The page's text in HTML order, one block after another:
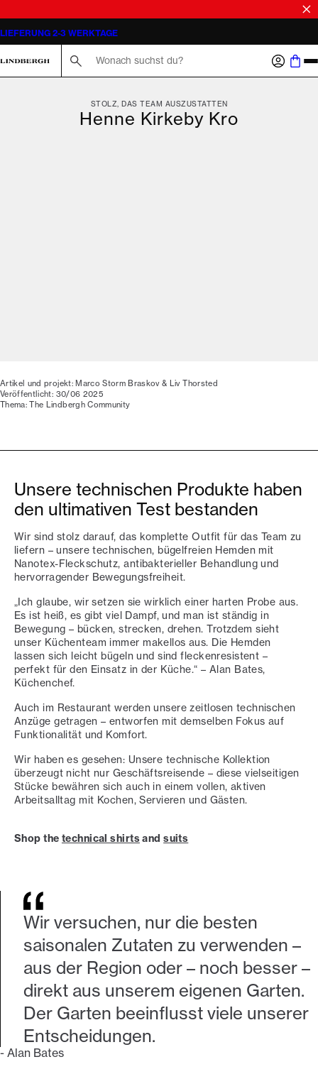
LIEFERUNG 2-3 WERKTAGE
STOLZ, DAS TEAM AUSZUSTATTEN
Henne Kirkeby Kro
Artikel und projekt: Marco Storm Braskov & Liv Thorsted
Veröffentlicht: 30/06 2025
Thema: The Lindbergh Community
Unsere technischen Produkte haben
den ultimativen Test bestanden
Wir sind stolz darauf, das komplette Outfit für das Team zu
liefern – unsere technischen, bügelfreien Hemden mit
Nanotex-Fleckschutz, antibakterieller Behandlung und
hervorragender Bewegungsfreiheit.
„Ich glaube, wir setzen sie wirklich einer harten Probe aus.
Es ist heiß, es gibt viel Dampf, und man ist ständig in
Bewegung – bücken, strecken, drehen. Trotzdem sieht
unser Küchenteam immer makellos aus. Die Hemden
lassen sich leicht bügeln und sind fleckenresistent –
perfekt für den Einsatz in der Küche.“ – Alan Bates,
Küchenchef.
Auch im Restaurant werden unsere zeitlosen technischen
Anzüge getragen – entworfen mit demselben Fokus auf
Funktionalität und Komfort.
Wir haben es gesehen: Unsere technische Kollektion
überzeugt nicht nur Geschäftsreisende – diese vielseitigen
Stücke bewähren sich auch in einem vollen, aktiven
Arbeitsalltag mit Kochen, Servieren und Gästen.
Shop the technical shirts andsuits
Wir versuchen, nur die besten
saisonalen Zutaten zu verwenden –
aus der Region oder – noch besser –
direkt aus unserem eigenen Garten.
Der Garten beeinflusst viele unserer
Entscheidungen.
- Alan Bates